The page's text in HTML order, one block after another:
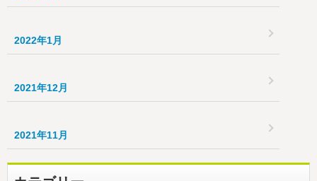
2022年1月
2021年12月
2021年11月